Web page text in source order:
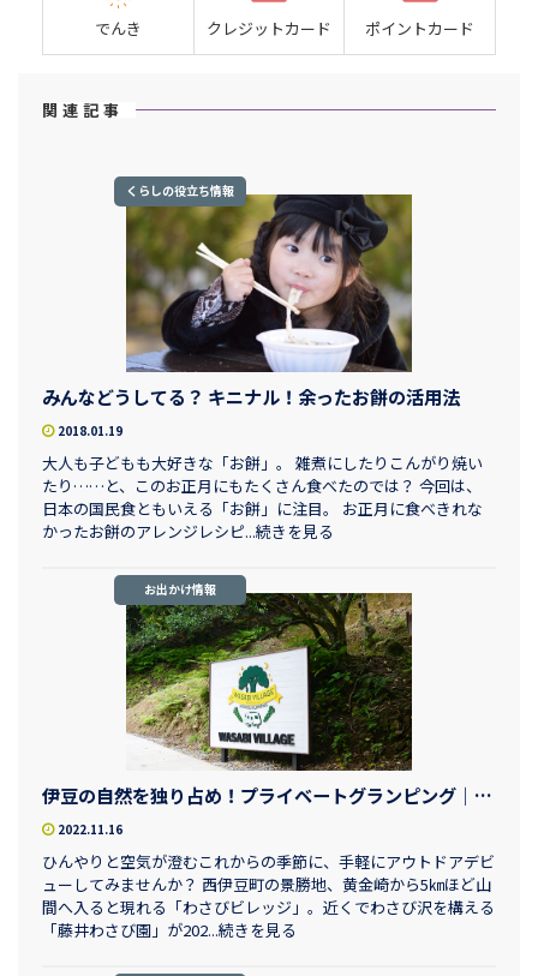
でんき クレジットカード ポイントカード
関連記事
くらしの役立ち情報
みんなどうしてる？ キニナル！余ったお餅の活用法
2018.01.19
大人も子どもも大好きな「お餅」。 雑煮にしたりこんがり焼い
たり……と、このお正月にもたくさん食べたのでは？ 今回は、
日本の国民食ともいえる「お餅」に注目。 お正月に食べきれな
かったお餅のアレンジレシピ...続きを見る
お出かけ情報
伊豆の自然を独り占め！プライベートグランピング｜わさびビレッジ
2022.11.16
ひんやりと空気が澄むこれからの季節に、手軽にアウトドアデビ
ューしてみませんか？ 西伊豆町の景勝地、黄金崎から5㎞ほど山
間へ入ると現れる「わさびビレッジ」。近くでわさび沢を構える
「藤井わさび園」が202...続きを見る